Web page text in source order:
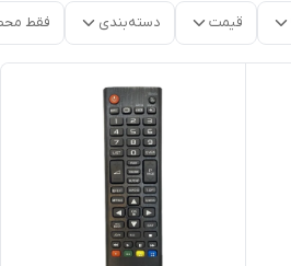
قیمت دسته‌بندی فقط